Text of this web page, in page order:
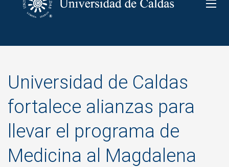
Universidad de Caldas
fortalece alianzas para
llevar el programa de
Medicina al Magdalena